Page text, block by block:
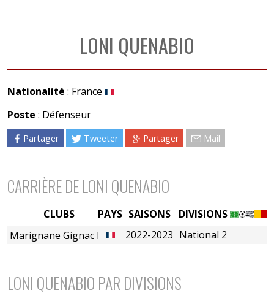
LONI QUENABIO
Nationalité : France
Poste : Défenseur
Partager Tweeter Partager Mail
CARRIÈRE DE LONI QUENABIO
PAYS SAISONS
DIVISIONS
2022-2023 National 2
CLUBS
Marignane Gignac FC
LONI QUENABIO PAR DIVISIONS